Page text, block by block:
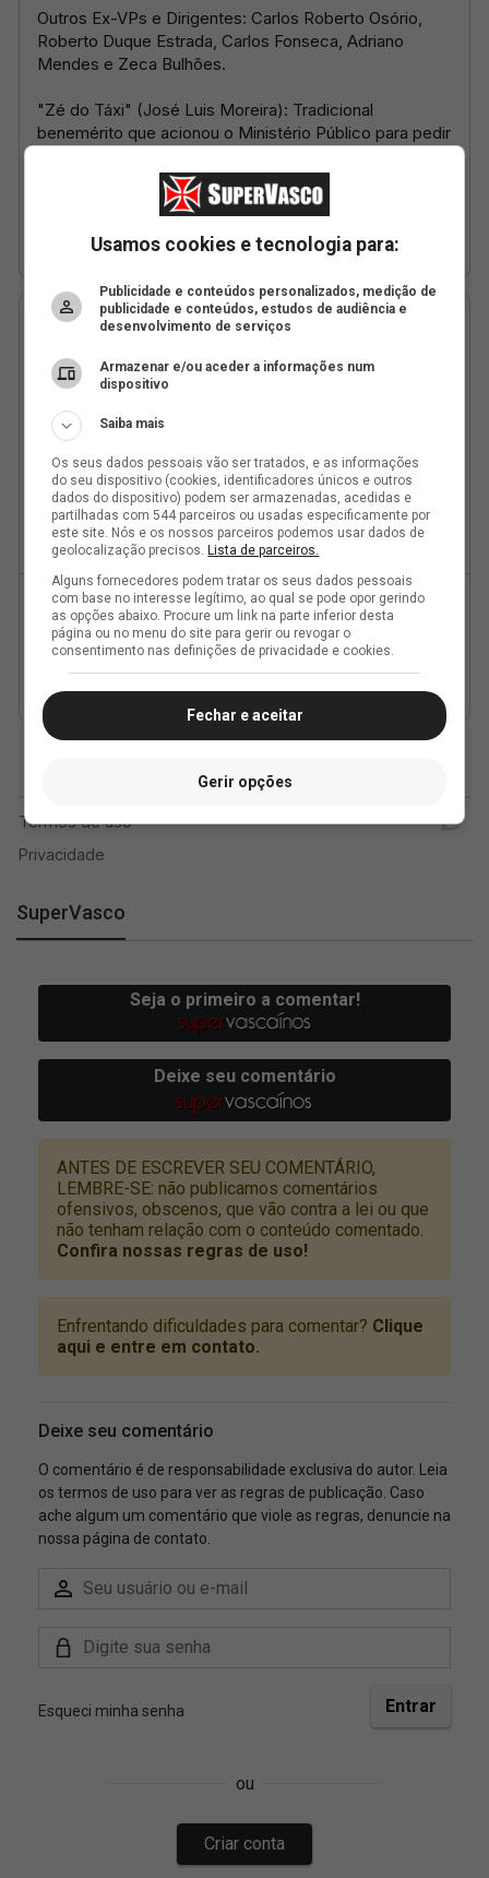
SuperVasco
Usamos cookies e tecnologia para:
Publicidade e conteúdos personalizados, medição de
publicidade e conteúdos, estudos de audiência e
desenvolvimento de serviços
Armazenar e/ou aceder a informações num
dispositivo
Saiba mais
Os seus dados pessoais vão ser tratados, e as informações
do seu dispositivo (cookies, identificadores únicos e outros
dados do dispositivo) podem ser armazenadas, acedidas e
partilhadas com 544 parceiros ou usadas especificamente por
este site. Nós e os nossos parceiros podemos usar dados de
geolocalização precisos. Lista de parceiros.
Alguns fornecedores podem tratar os seus dados pessoais
com base no interesse legítimo, ao qual se pode opor gerindo
as opções abaixo. Procure um link na parte inferior desta
página ou no menu do site para gerir ou revogar o
consentimento nas definições de privacidade e cookies.
Fechar e aceitar
Gerir opções